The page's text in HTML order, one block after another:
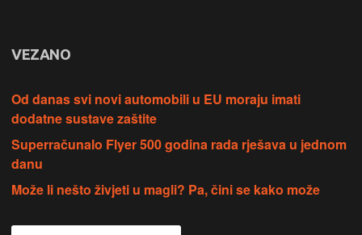
VEZANO
Od danas svi novi automobili u EU moraju imati
dodatne sustave zaštite
Superračunalo Flyer 500 godina rada rješava u jednom
danu
Može li nešto živjeti u magli? Pa, čini se kako može